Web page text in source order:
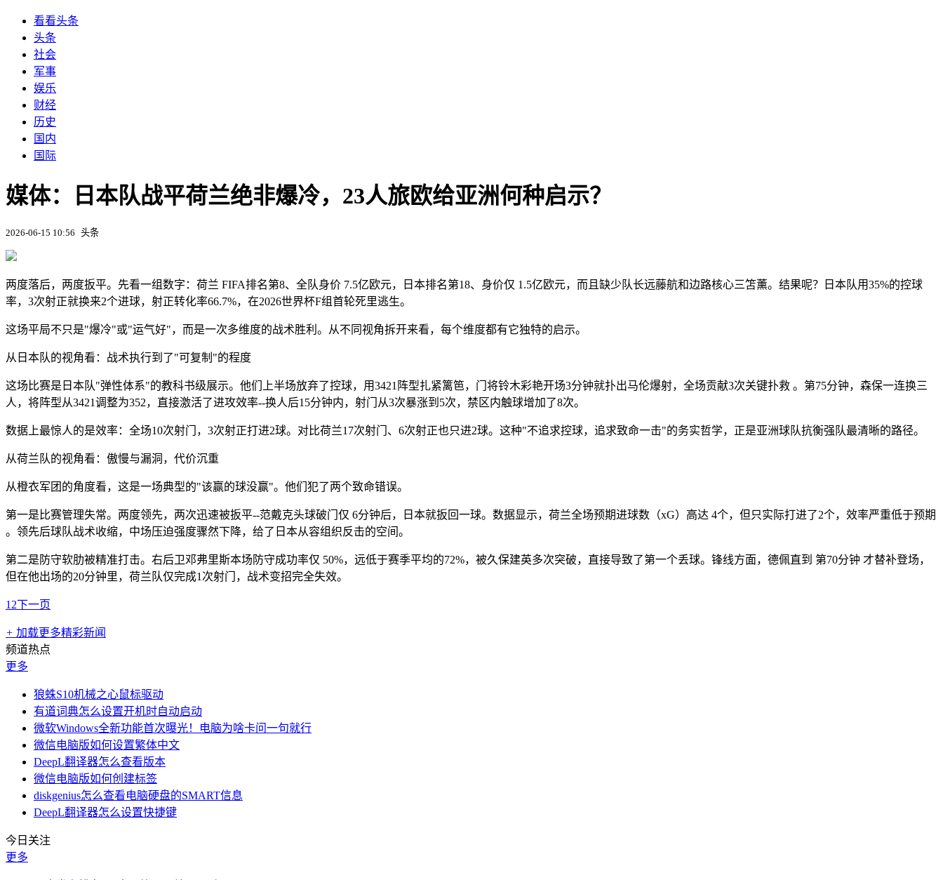
看看头条
头条
社会
军事
娱乐
财经
历史
国内
国际
媒体：日本队战平荷兰绝非爆冷，23人旅欧给亚洲何种启示？
2026-06-15 10:56 头条
两度落后，两度扳平。先看一组数字：荷兰 FIFA排名第8、全队身价 7.5亿欧元，日本排名第18、身价仅 1.5亿欧元，而且缺少队长远藤航和边路核心三笘薰。结果呢？日本队用35%的控球
率，3次射正就换来2个进球，射正转化率66.7%，在2026世界杯F组首轮死里逃生。
这场平局不只是"爆冷"或"运气好"，而是一次多维度的战术胜利。从不同视角拆开来看，每个维度都有它独特的启示。
从日本队的视角看：战术执行到了"可复制"的程度
这场比赛是日本队"弹性体系"的教科书级展示。他们上半场放弃了控球，用3421阵型扎紧篱笆，门将铃木彩艳开场3分钟就扑出马伦爆射，全场贡献3次关键扑救 。第75分钟，森保一连换三
人，将阵型从3421调整为352，直接激活了进攻效率--换人后15分钟内，射门从3次暴涨到5次，禁区内触球增加了8次。
数据上最惊人的是效率：全场10次射门，3次射正打进2球。对比荷兰17次射门、6次射正也只进2球。这种"不追求控球，追求致命一击"的务实哲学，正是亚洲球队抗衡强队最清晰的路径。
从荷兰队的视角看：傲慢与漏洞，代价沉重
从橙衣军团的角度看，这是一场典型的"该赢的球没赢"。他们犯了两个致命错误。
第一是比赛管理失常。两度领先，两次迅速被扳平--范戴克头球破门仅 6分钟后，日本就扳回一球。数据显示，荷兰全场预期进球数（xG）高达 4个，但只实际打进了2个，效率严重低于预期
。领先后球队战术收缩，中场压迫强度骤然下降，给了日本从容组织反击的空间。
第二是防守软肋被精准打击。右后卫邓弗里斯本场防守成功率仅 50%，远低于赛季平均的72%，被久保建英多次突破，直接导致了第一个丢球。锋线方面，德佩直到 第70分钟 才替补登场，
但在他出场的20分钟里，荷兰队仅完成1次射门，战术变招完全失效。
1 2下一页
+ 加载更多精彩新闻
频道热点
更多
狼蛛S10机械之心鼠标驱动
有道词典怎么设置开机时自动启动
微软Windows全新功能首次曝光！电脑为啥卡问一句就行
微信电脑版如何设置繁体中文
DeepL翻译器怎么查看版本
微信电脑版如何创建标签
diskgenius怎么查看电脑硬盘的SMART信息
DeepL翻译器怎么设置快捷键
今日关注
更多